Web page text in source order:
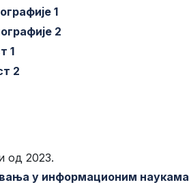
1
2
1
2
од 2023.
у информационим наукама